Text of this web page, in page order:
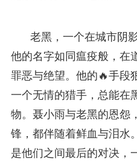
老黑，一个在城市阴
他的名字如同瘟疫般，在
罪恶与绝望。他的🔥手段
一个无情的猎手，总能在
物。聂小雨与老黑的恩怨
锋，都伴随着鲜血与泪水
是他们之间最后的对决，